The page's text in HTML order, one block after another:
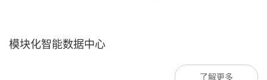
模块化智能数据中心
了解更多